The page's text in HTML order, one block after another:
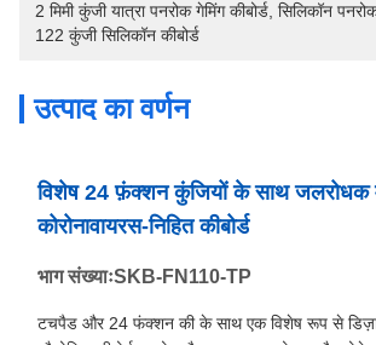
2 मिमी कुंजी यात्रा पनरोक गेमिंग कीबोर्ड सिलिकॉन
122 कुंजी सिलिकॉन कीबोर्ड
उत्पाद का वर्णन
विशेष 24 फ़ंक्शन कुंजियों के साथ जलरोधक
कोरोनावायरस-निहित कीबोर्ड
भाग संख्याःSKB-FN110-TP
टचपैड और 24 फंक्शन की के साथ एक विशेष रूप से